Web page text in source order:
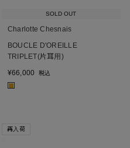
SOLD OUT
Charlotte Chesnais
BOUCLE D'OREILLE
TRIPLET(片耳用)
¥66,000 税込
■
再入荷